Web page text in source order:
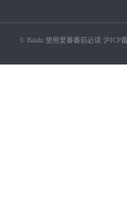
© Baidu 使用爱番番前必读 沪ICP